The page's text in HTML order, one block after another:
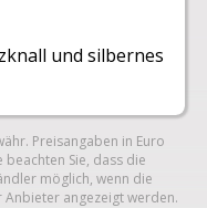
und silbernes
Preisangaben in Euro
Sie, dass die
möglich, wenn die
angezeigt werden.